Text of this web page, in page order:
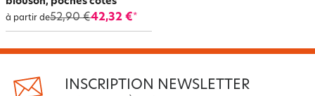
à partir de52,90 €42,32 €*
INSCRIPTION NEWSLETTER